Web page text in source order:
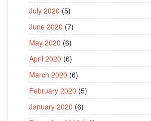
July 2020 (5)
June 2020 (7)
May 2020 (6)
April 2020 (6)
March 2020 (6)
February 2020 (5)
January 2020 (6)